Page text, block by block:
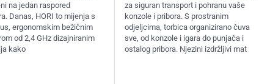
na jedan raspored
Danas, HORI to mijenja s
ergonomskim bežičnim
od 2,4 GHz dizajniranim
kako
za siguran transport i pohranu vaše
konzole i pribora. S prostranim
odjeljcima, torbica organizirano čuva
sve, od konzole i igara do punjača i
ostalog pribora. Njezini izdržljivi mat